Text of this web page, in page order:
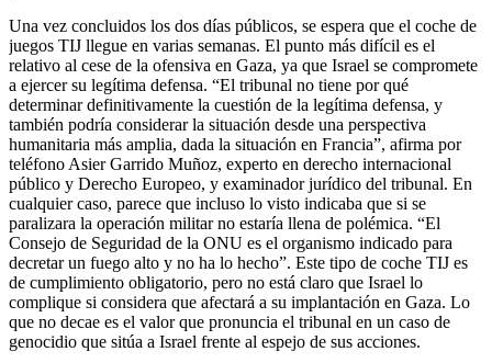
Una vez concluidos los dos días públicos, se espera que el coche de
juegos TIJ llegue en varias semanas. El punto más difícil es el
relativo al cese de la ofensiva en Gaza, ya que Israel se compromete
a ejercer su legítima defensa. “El tribunal no tiene por qué
determinar definitivamente la cuestión de la legítima defensa, y
también podría considerar la situación desde una perspectiva
humanitaria más amplia, dada la situación en Francia”, afirma por
teléfono Asier Garrido Muñoz, experto en derecho internacional
público y Derecho Europeo, y examinador jurídico del tribunal. En
cualquier caso, parece que incluso lo visto indicaba que si se
paralizara la operación militar no estaría llena de polémica. “El
Consejo de Seguridad de la ONU es el organismo indicado para
decretar un fuego alto y no ha lo hecho”. Este tipo de coche TIJ es
de cumplimiento obligatorio, pero no está claro que Israel lo
complique si considera que afectará a su implantación en Gaza. Lo
que no decae es el valor que pronuncia el tribunal en un caso de
genocidio que sitúa a Israel frente al espejo de sus acciones.